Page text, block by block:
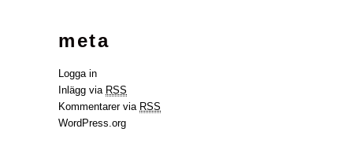
meta
Logga in
Inlägg via RSS
Kommentarer via RSS
WordPress.org